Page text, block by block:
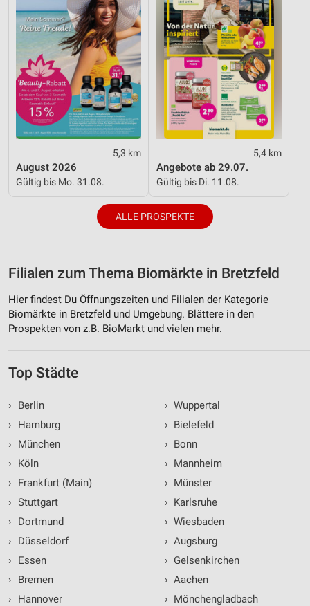
5,3 km
August 2026
Gültig bis Mo. 31.08.
5,4 km
Angebote ab 29.07.
Gültig bis Di. 11.08.
ALLE PROSPEKTE
Filialen zum Thema Biomärkte in Bretzfeld
Hier findest Du Öffnungszeiten und Filialen der Kategorie
Biomärkte in Bretzfeld und Umgebung. Blättere in den
Prospekten von z.B. BioMarkt und vielen mehr.
Top Städte
›
Berlin
›
Hamburg
›
München
›
Köln
›
Frankfurt (Main)
› Stuttgart
›
Dortmund
›
Düsseldorf
›
Essen
›
Bremen
›
Hannover
› Wuppertal
› Bielefeld
› Bonn
› Mannheim
› Münster
› Karlsruhe
› Wiesbaden
› Augsburg
› Gelsenkirchen
› Aachen
› Mönchengladbach
Funktional
Werbung